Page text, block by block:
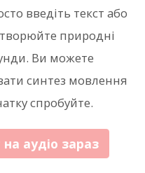
введіть текст або
природні
Ви можете
синтез мовлення
спробуйте.
аудіо зараз